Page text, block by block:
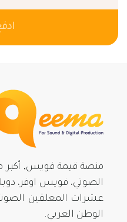
منصة قيمة فويس, أكبر
الصوتي، فويس اوفر،
عشرات المعلقين
الوطن العربي.